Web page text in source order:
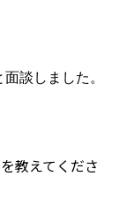
談しました。
教えてくださ